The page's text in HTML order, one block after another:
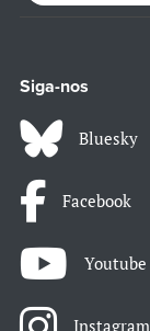
Siga-nos
Bluesky
Facebook
Youtube
Instagram